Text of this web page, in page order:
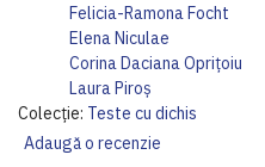
Felicia-Ramona Focht
Elena Niculae
Corina Daciana Oprițoiu
Laura Piroș
Colecție: Teste cu dichis
Adaugă o recenzie